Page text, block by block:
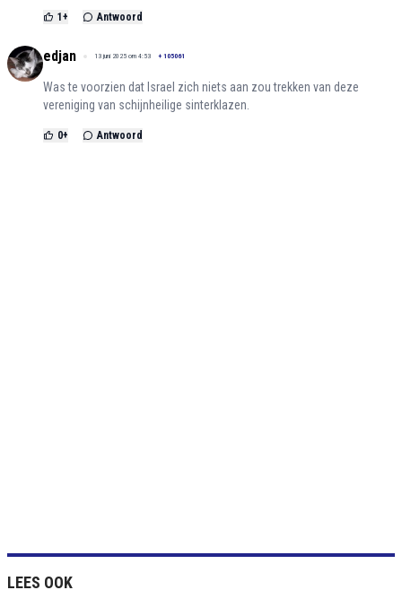
1 + Antwoord
edjan 13 juni 2025 om 4:53 + 105061
Was te voorzien dat Israel zich niets aan zou trekken van deze
vereniging van schijnheilige sinterklazen.
0+ Antwoord
LEES OOK